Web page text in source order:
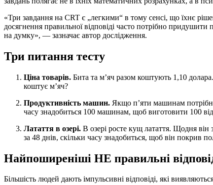
«Три завдання на CRT є „легкими“ в тому сенсі, що їхнє
досягнення правильної відповіді часто потрібно придушити
на думку», — зазначає автор дослідження.
Три питання тесту
Ціна товарів. Бита та м’яч разом коштують 1,10
коштує м’яч?
Продуктивність машин. Якщо п’яти машинам
часу знадобиться 100 машинам, щоб виготовити 100
Латаття в озері. В озері росте кущ латаття. Щодня
за 48 днів, скільки часу знадобиться, щоб він покрив
Найпоширеніші НЕ правильні
Більшість людей дають імпульсивні відповіді, які